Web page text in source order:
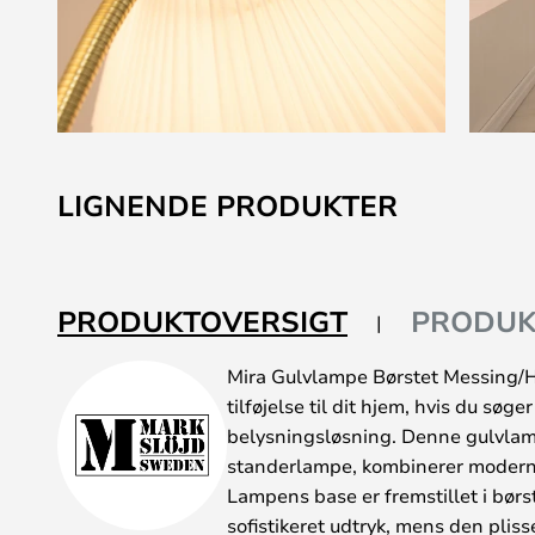
starten
LIGNENDE PRODUKTER
PRODUKTOVERSIGT
Mira Gulvlampe Børstet
tilføjelse til dit hjem, hvis du
belysningsløsning. Denne
standerlampe, kombinerer
Lampens base er fremstillet i
sofistikeret udtryk, mens den